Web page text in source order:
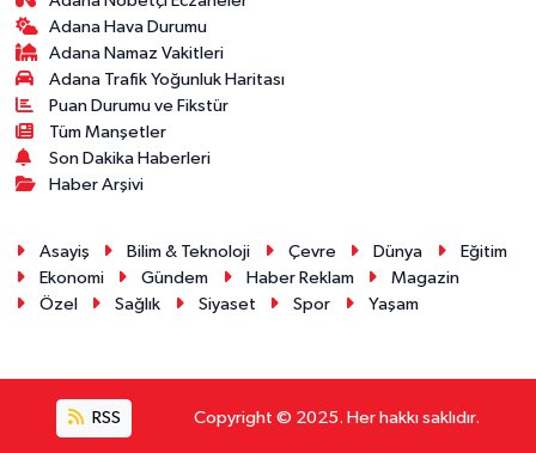
Adana Hava Durumu
Adana Namaz Vakitleri
Adana Trafik Yoğunluk Haritası
Puan Durumu ve Fikstür
Tüm Manşetler
Son Dakika Haberleri
Haber Arşivi
Asayiş Bilim & Teknoloji Çevre Dünya
Eğitim
Ekonomi
Gündem Haber Reklam
Magazin
Özel
Sağlık Siyaset Spor Yaşam
RSS Copyright © 2025. Her hakkı saklıdır.